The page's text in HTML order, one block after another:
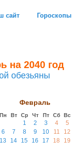
сайт Гороскопы
на 2040 год
обезьяны
Февраль
Пн Вт Ср Чт Пт Сб Вс
1 2 3 4
5
6
7 8 9 10 11
12
13
14 15 16 17 18
19